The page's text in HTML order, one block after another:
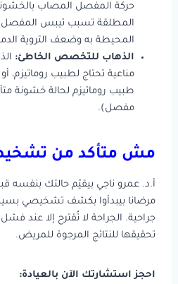
حركة المفصل المصاب بالخشونة
المطلقة تسبب تيبس المفصل
المحيطة به وضعف التروية
الذهاب للتخصص الخاطئ:
مناعية تحتاج لطبيب روماتيزم،
طبيب روماتيزم لحالة خشونة
مفصل).
مش متأكد من
أ.د. عمرو ناجي بيقيّم حالتك بنفسه
مرضانا بيبدأوا بكشف تشخيصي
جراحية. الجراحة لا تُقترح إلا عند
تحقيقها للنتائج المرجوة للمريض.
احجز استشارتك الآن بالعيادة: